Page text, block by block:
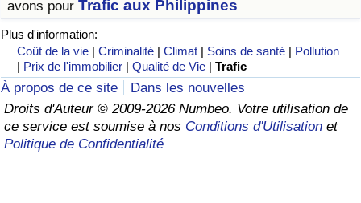
avons pour Trafic aux Philippines
Plus d'information:
Coût de la vie |Criminalité |Climat | Soins de santé | Pollution
| Prix de l'immobilier |Qualité de Vie |Trafic
À propos de ce site
Dans les nouvelles
Droits d'Auteur © 2009-2026 Numbeo. Votre utilisation de
ce service est soumise à nos Conditions d'Utilisation et
Politique de Confidentialité
Indice du coût de la vie par pays
à Akaba
Indice des Prix de l'immobilier par Pays
Indice de qualité de vie par pays
Criminalité
Indice de Criminalité (Actuel)
Indice de Criminalité